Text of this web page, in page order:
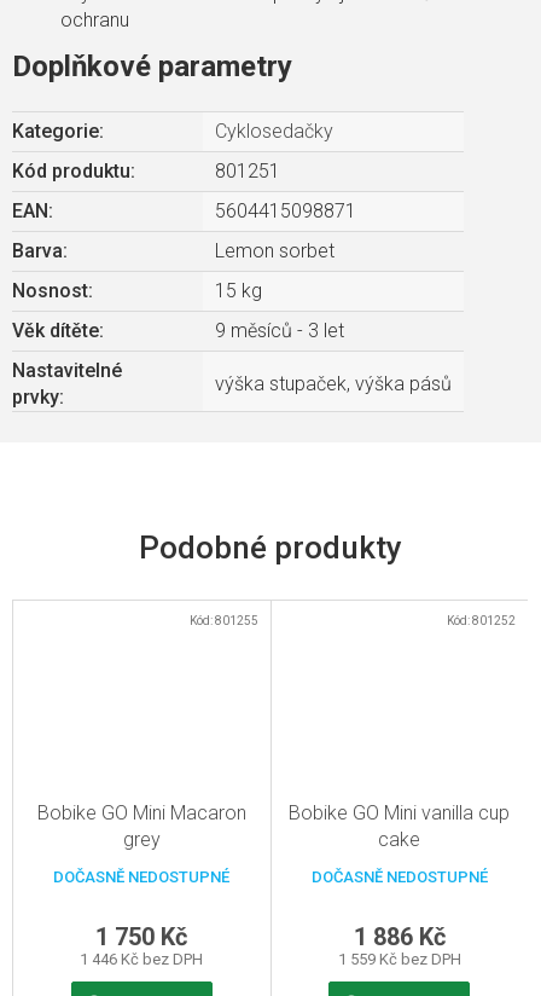
ochranu
Doplňkové parametry
Kategorie:
Cyklosedačky
Kód produktu:
801251
EAN:
5604415098871
Barva:
Lemon sorbet
Nosnost:
15 kg
Věk dítěte:
9 měsíců - 3 let
Nastavitelné
prvky:
výška stupaček, výška pásů
Bobike GO Mini Macaron
grey
DOČASNĚ NEDOSTUPNÉ
1 446 Kč bez DPH
1 750 Kč
Kód:801255
Bobike GO Mini vanilla cup
cake
DOČASNĚ NEDOSTUPNÉ
1 559 Kč bez DPH
1 886 Kč
Kód:801252